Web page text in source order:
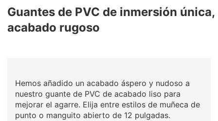
Guantes de PVC de inmersión única,
acabado rugoso
Hemos añadido un acabado áspero y nudoso a
nuestro guante de PVC de acabado liso para
mejorar el agarre. Elija entre estilos de muñeca de
punto o manguito abierto de 12 pulgadas.